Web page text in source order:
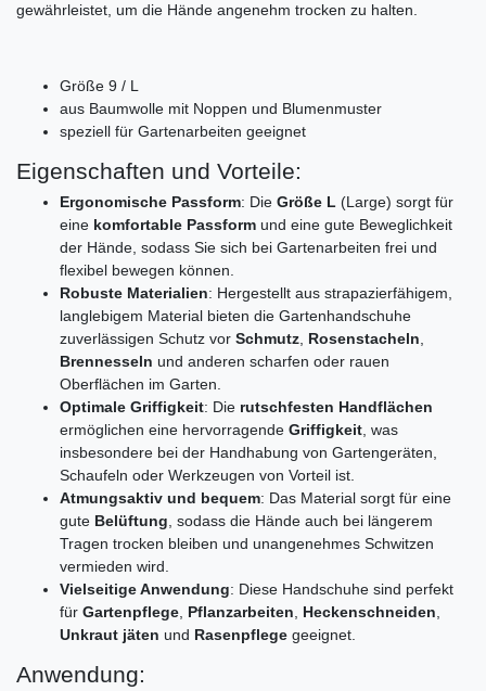
gewährleistet, um die Hände angenehm trocken zu halten.
Größe 9 / L
aus Baumwolle mit Noppen und Blumenmuster
speziell für Gartenarbeiten geeignet
Eigenschaften und Vorteile:
Ergonomische Passform: Die Größe L (Large) sorgt für
eine komfortable Passform und eine gute Beweglichkeit
der Hände, sodass Sie sich bei Gartenarbeiten frei und
flexibel bewegen können.
Robuste Materialien: Hergestellt aus strapazierfähigem,
langlebigem Material bieten die Gartenhandschuhe
zuverlässigen Schutz vor Schmutz Rosenstacheln
Brennesseln und anderen scharfen oder rauen
Oberflächen im Garten.
Optimale Griffigkeit: Die rutschfesten Handflächen
ermöglichen eine hervorragende Griffigkeit , was
insbesondere bei der Handhabung von Gartengeräten,
Schaufeln oder Werkzeugen von Vorteil ist.
Atmungsaktiv und bequem: Das Material sorgt für eine
gute Belüftung , sodass die Hände auch bei längerem
Tragen trocken bleiben und unangenehmes Schwitzen
vermieden wird.
Vielseitige Anwendung: Diese Handschuhe sind perfekt
für Gartenpflege Pflanzarbeiten Heckenschneiden
Unkraut jäten und Rasenpflege geeignet.
Anwendung: